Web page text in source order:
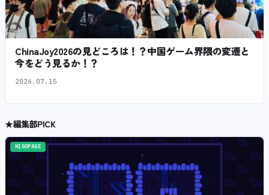
ChinaJoy2026の見どころは！？中国ゲーム界隈の変遷と
今をどう見るか！？
2026.07.15
★編集部PICK
HIGOPAGE